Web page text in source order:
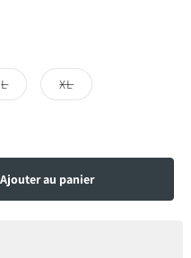
L XL
Ajouter au panier